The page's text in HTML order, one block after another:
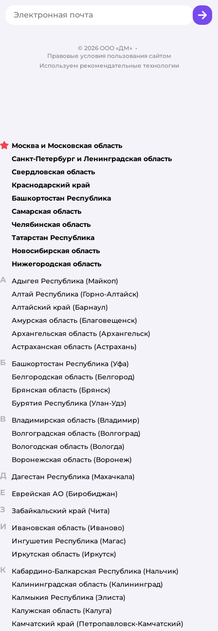
Блог
Корм для собак
© 2026 ООО «ДМ» •
Правовые условия пользования сайтом
Используем рекомендательные технологии
Москва и Московская область
Санкт-Петербург и Ленинградская область
Свердловская область
Краснодарский край
Башкортостан Республика
Самарская область
Челябинская область
Татарстан Республика
Новосибирская область
Нижегородская область
А Адыгея Республика (Майкоп)
Алтай Республика (Горно-Алтайск)
Алтайский край (Барнаул)
Амурская область (Благовещенск)
Архангельская область (Архангельск)
Астраханская область (Астрахань)
Б Башкортостан Республика (Уфа)
Белгородская область (Белгород)
Брянская область (Брянск)
Бурятия Республика (Улан-Удэ)
В Владимирская область (Владимир)
Волгоградская область (Волгоград)
Вологодская область (Вологда)
Воронежская область (Воронеж)
Д Дагестан Республика (Махачкала)
Е Еврейская АО (Биробиджан)
З Забайкальский край (Чита)
И Ивановская область (Иваново)
Ингушетия Республика (Магас)
Иркутская область (Иркутск)
К Кабардино-Балкарская Республика (Нальчик)
Калининградская область (Калининград)
Калмыкия Республика (Элиста)
Калужская область (Калуга)
Камчатский край (Петропавловск-Камчатский)